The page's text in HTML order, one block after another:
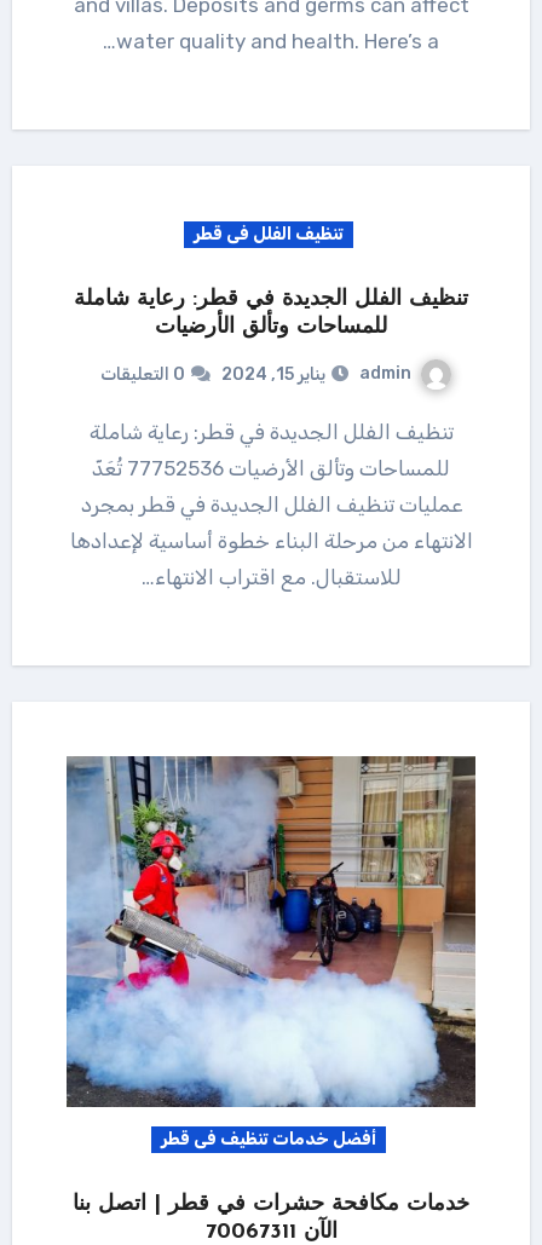
and villas. Deposits and germs can affect
water quality and health. Here’s a…
تنظيف الفلل فى قطر
تنظيف الفلل الجديدة في قطر: رعاية شاملة
للمساحات وتألق الأرضيات
admin يناير 15, 2024 0 التعليقات
تنظيف الفلل الجديدة في قطر: رعاية شاملة
للمساحات وتألق الأرضيات 77752536 تُعَدّ
عمليات تنظيف الفلل الجديدة في قطر بمجرد
الانتهاء من مرحلة البناء خطوة أساسية لإعدادها
للاستقبال. مع اقتراب الانتهاء…
أفضل خدمات تنظيف فى قطر
خدمات مكافحة حشرات في قطر | اتصل بنا
الآن 70067311